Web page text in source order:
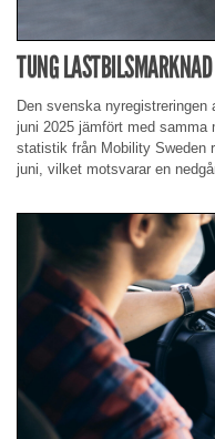
TUNG
Den svenska
juni 2025 jämfört med samma
statistik från Mobility Sweden
juni, vilket motsvarar en